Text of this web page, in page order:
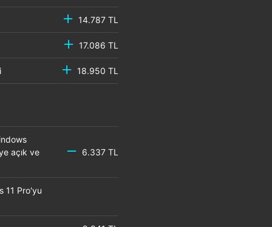
14.787 TL
17.086 TL
18.950 TL
açık ve
6.337 TL
11 Pro'yu